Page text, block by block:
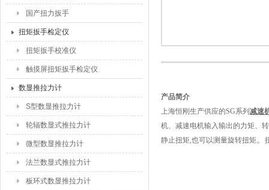
国产扭力扳手
扭矩扳手检定仪
扭矩扳手校准仪
触摸屏扭矩扳手检定仪
数显推拉力计
S型数显推拉力计
轮辐数显式推拉力计
微型数显推拉力计
法兰数显式推拉力计
板环式数显推拉力计
产品简介
上海恒刚生产供应的SG系列 减速
机、减速电机输入输出的力矩、
静止扭矩,也可以测量旋转扭矩。